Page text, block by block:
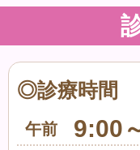
◎診療時間
午前 9:00